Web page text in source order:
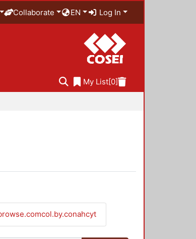
Collaborate EN Log In
My List[0]